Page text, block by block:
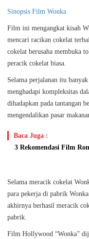
Sinopsis Film Wonka
Film ini mengangkat kisah
mencari racikan cokelat
cokelat berusaha membuka
peracik cokelat biasa.
Selama perjalanan itu
menghadapi kompleksitas
dihadapkan pada tantangan
mengendalikan pasar
Baca Juga :
3 Rekomendasi Film
Selama meracik cokelat
para pekerja di pabrik
akhirnya berhasil meracik
pabrik.
Film Hollywood “Wonka”